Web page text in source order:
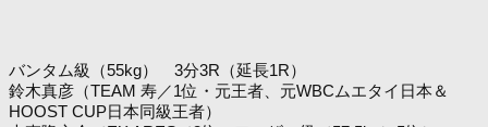
バンタム級（55kg） 3分3R（延長1R）
鈴木真彦（TEAM 寿／1位・元王者、元WBCムエタイ日本＆
HOOST CUP日本同級王者）